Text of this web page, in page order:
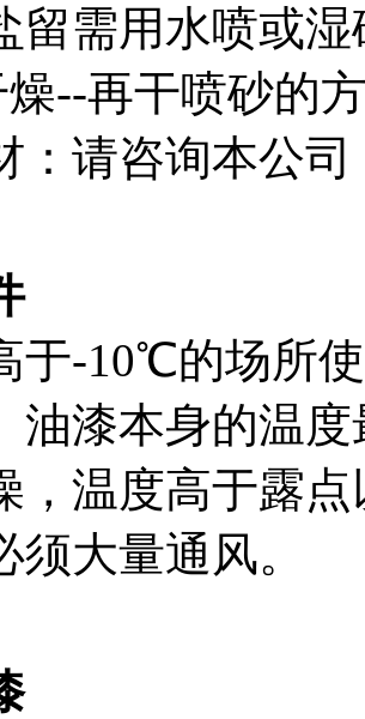
留需用水喷或
--再干喷砂的
：请咨询本公司
于-10℃的场所
油漆本身的温
，温度高于露
须大量通风。